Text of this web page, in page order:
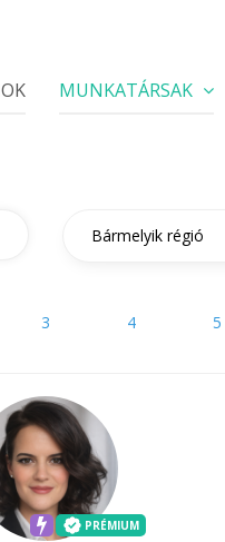
MUNKATÁRSAK
3 4 5
PRÉMIUM